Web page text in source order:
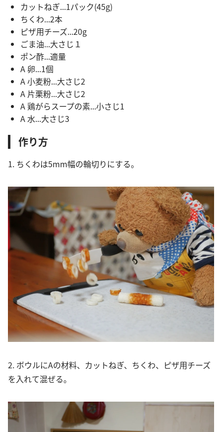
カットねぎ...1パック(45g)
ちくわ...2本
ピザ用チーズ...20g
ごま油...大さじ１
ポン酢...適量
A 卵...1個
A 小麦粉...大さじ2
A 片栗粉...大さじ2
A 鶏がらスープの素...小さじ1
A 水...大さじ3
作り方
1. ちくわは5mm幅の輪切りにする。
2. ボウルにAの材料、カットねぎ、ちくわ、ピザ用チーズ
を入れて混ぜる。